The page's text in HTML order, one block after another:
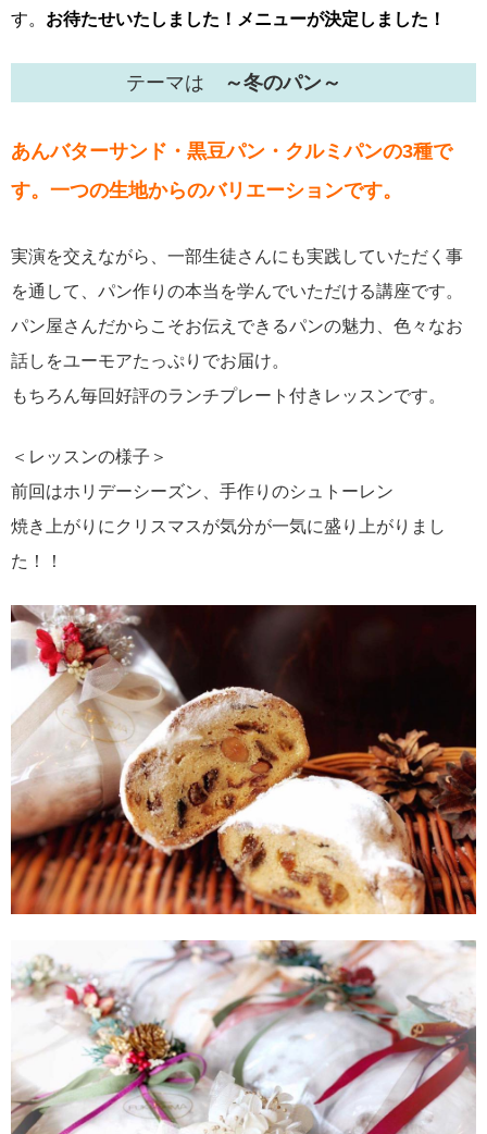
す。 お待たせいたしました！メニューが決定しました！
テーマは ～冬のパン～
あんバターサンド・黒豆パン・クルミパンの3種で
す。一つの生地からのバリエーションです。
実演を交えながら、一部生徒さんにも実践していただく事
を通して、パン作りの本当を学んでいただける講座です。
パン屋さんだからこそお伝えできるパンの魅力、色々なお
話しをユーモアたっぷりでお届け。
もちろん毎回好評のランチプレート付きレッスンです。
＜レッスンの様子＞
前回はホリデーシーズン、手作りのシュトーレン
焼き上がりにクリスマスが気分が一気に盛り上がりまし
た！！